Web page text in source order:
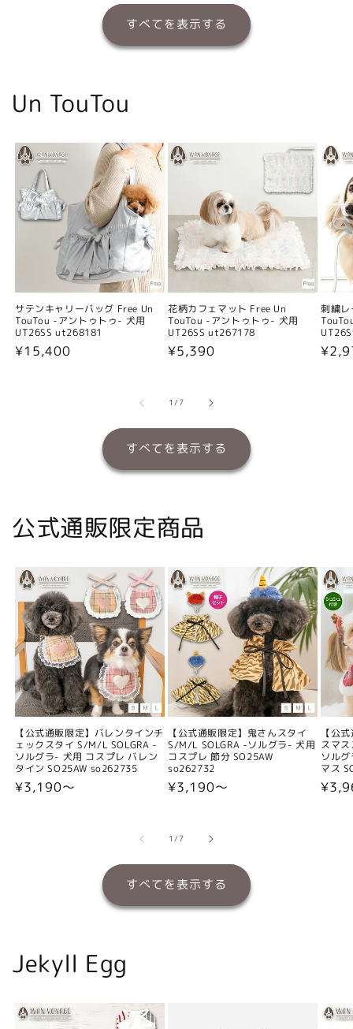
すべてを表示する
Un TouTou
サテンキャリーバッグ Free Un
TouTou -アントゥトゥ- 犬用
UT26SS ut268181
通
¥15,400
花柄カフェマット Free Un
TouTou -アントゥトゥ- 犬用
UT26SS ut267178
通
格
¥5,390
刺繍
通
1/の
7
すべてを表示する
公式通販限定商品
【公式通販限定】バレンタインチ
ェックスタイ S/M/L SOLGRA -
ソルグラ- 犬用 コスプレ バレン
タイン SO25AW so262735
通
¥3,190〜
【公式通販限定】鬼さんスタイ
S/M/L SOLGRA -ソルグラ- 犬用
コスプレ 節分 SO25AW
so262732
通
格
¥3,190〜
【公
スマ
ソル
マス
通
1/の
7
すべてを表示する
Jekyll Egg